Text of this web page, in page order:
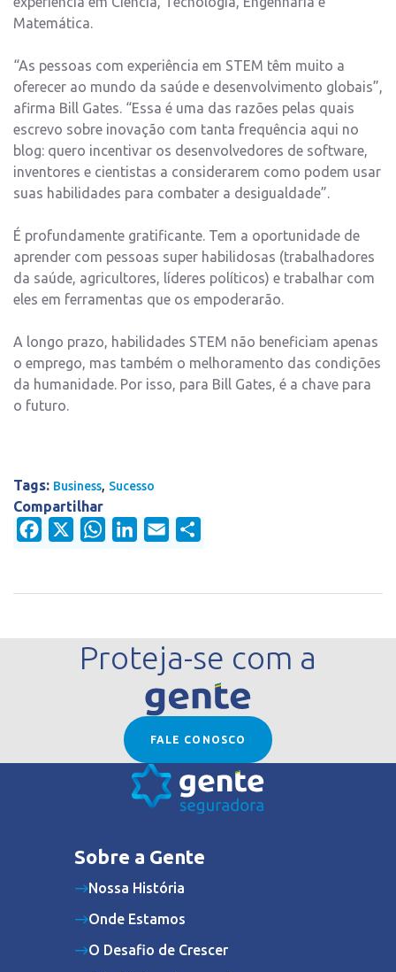
Matemática.
“As pessoas com experiência em STEM têm muito a
oferecer ao mundo da saúde e desenvolvimento globais”,
afirma Bill Gates. “Essa é uma das razões pelas quais
escrevo sobre inovação com tanta frequência aqui no
blog: quero incentivar os desenvolvedores de software,
inventores e cientistas a considerarem como podem usar
suas habilidades para combater a desigualdade”.
É profundamente gratificante. Tem a oportunidade de
aprender com pessoas super habilidosas (trabalhadores
da saúde, agricultores, líderes políticos) e trabalhar com
eles em ferramentas que os empoderarão.
A longo prazo, habilidades STEM não beneficiam apenas
o emprego, mas também o melhoramento das condições
da humanidade. Por isso, para Bill Gates, é a chave para
o futuro.
Tags: Business, Sucesso
Compartilhar
Facebook
WhatsAppLinkedIn
Email
Proteja-se com a
FALE CONOSCO
Sobre a Gente
Nossa História
Onde Estamos
O Desafio de Crescer